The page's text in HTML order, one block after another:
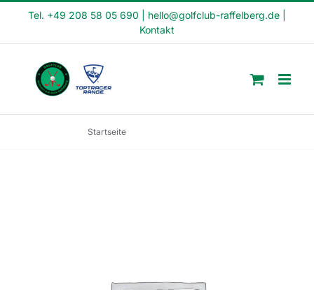
Tel. +49 208 58 05 690 hello@golfclub-raffelberg.de
Kontakt
Startseite